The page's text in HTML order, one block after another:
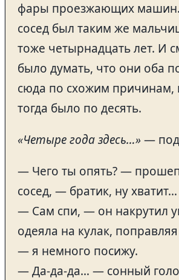
фары проезжающих машин.
сосед был таким же
тоже четырнадцать лет. И
было думать, что они оба
сюда по схожим причинам,
тогда было по десять.
«Четыре года здесь…»—
— Чего ты опять? —
сосед, — братик, ну
— Сам спи, — он накрутил
одеяла на кулак, поправляя
— я немного посижу.
— Да-да-да… — сонный